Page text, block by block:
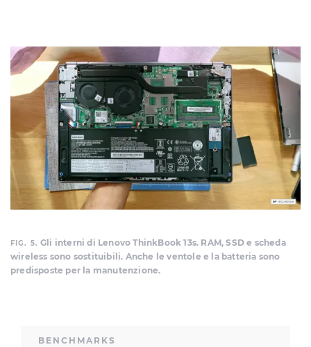
FIG. 5. Gli interni di Lenovo ThinkBook 13s. RAM, SSD e scheda
wireless sono sostituibili. Anche le ventole e la batteria sono
predisposte per la manutenzione.
BENCHMARKS